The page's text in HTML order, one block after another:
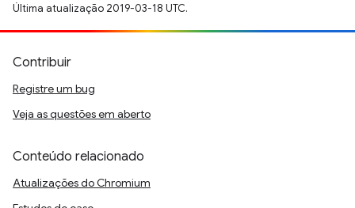
Última atualização 2019-03-18 UTC.
Contribuir
Registre um bug
Veja as questões em aberto
Conteúdo relacionado
Atualizações do Chromium